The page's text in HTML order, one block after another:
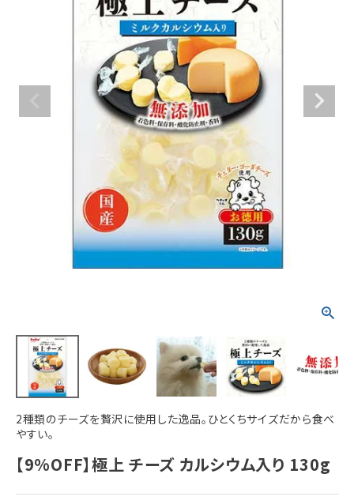
目的別に探す
ご利用案内
person 新規会員登録
2種類のチーズを贅沢に使用した逸品。ひとくちサイズだから食べ
やすい。
【9%OFF】極上 チーズ カルシウム入り 130g